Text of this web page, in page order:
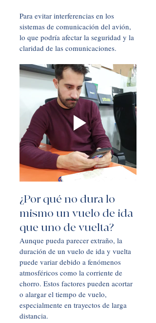
Para evitar interferencias en los
sistemas de comunicación del avión,
lo que podría afectar la seguridad y la
claridad de las comunicaciones.
¿Por qué no dura lo
mismo un vuelo de ida
que uno de vuelta?
Aunque pueda parecer extraño, la
duración de un vuelo de ida y vuelta
puede variar debido a fenómenos
atmosféricos como la corriente de
chorro. Estos factores pueden acortar
o alargar el tiempo de vuelo,
especialmente en trayectos de larga
distancia.